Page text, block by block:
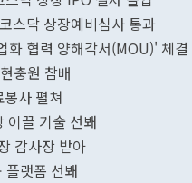
스닥 상장예비심사 통과
화 협력 양해각서(MOU)' 체결
충원 참배
사 펼쳐
이끌 기술 선봬
감사장 받아
플랫폼 선봬